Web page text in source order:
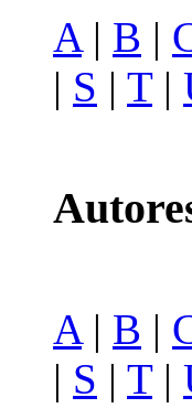
A| B |
| S | T|
A | B |
| S | T|